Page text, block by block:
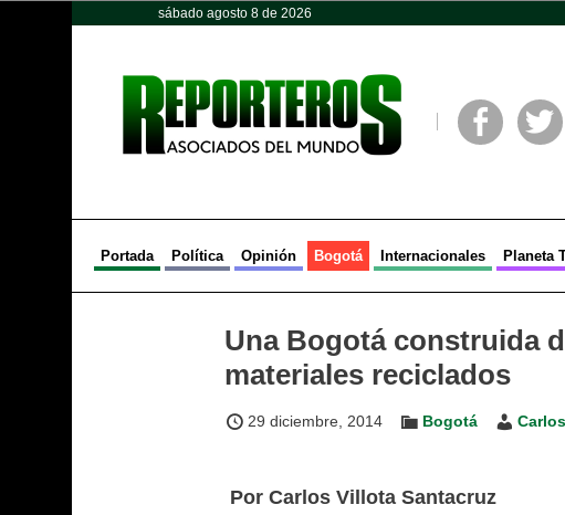
sábado agosto 8 de 2026
Portada Política Opinión Bogotá Internacionales Planeta
Una Bogotá construida
materiales reciclados
29 diciembre, 2014 Bogotá
Por Carlos Villota Santacruz
Opinión Política